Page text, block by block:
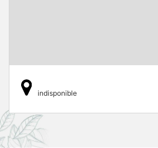
indisponible